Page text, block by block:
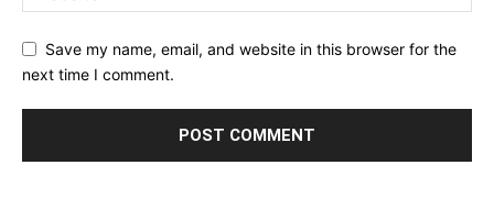
Save my name, email, and website in this browser for the
next time I comment.